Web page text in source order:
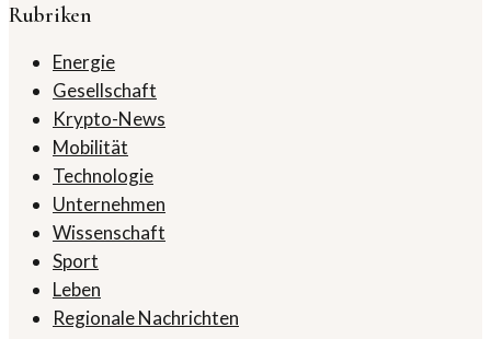
Rubriken
Energie
Gesellschaft
Krypto-News
Mobilität
Technologie
Unternehmen
Wissenschaft
Sport
Leben
Regionale Nachrichten